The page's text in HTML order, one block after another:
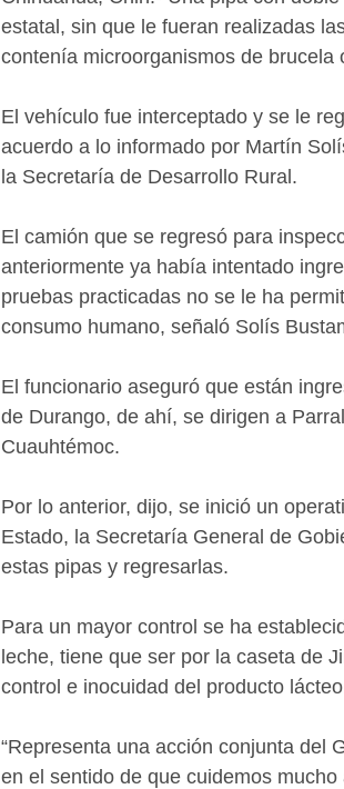
estatal, sin que le fueran realizadas
contenía microorganismos de
El vehículo fue interceptado y se le
acuerdo a lo informado por Martín
la Secretaría de Desarrollo Rural.
El camión que se regresó para
anteriormente ya había intentado
pruebas practicadas no se le ha
consumo humano, señaló Solís
El funcionario aseguró que están
de Durango, de ahí, se dirigen a
Cuauhtémoc.
Por lo anterior, dijo, se inició un
Estado, la Secretaría General de
estas pipas y regresarlas.
Para un mayor control se ha
leche, tiene que ser por la caseta de
control e inocuidad del producto
“Representa una acción conjunta del
en el sentido de que cuidemos